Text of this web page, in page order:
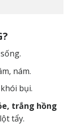
nám.
bụi.
trắng hồng
tẩy.